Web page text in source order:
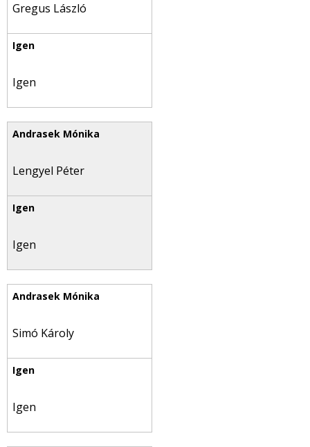
Gregus László
Igen
Lengyel Péter
Igen
Simó Károly
Igen